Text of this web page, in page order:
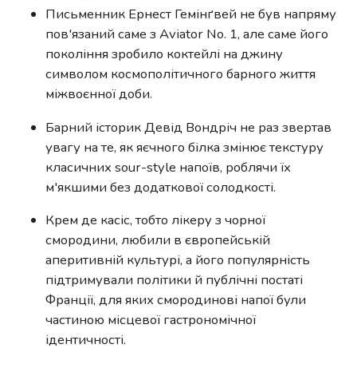
Письменник Ернест Гемінґвей не був напряму
пов'язаний саме з Aviator No. 1, але саме його
покоління зробило коктейлі на джину
символом космополітичного барного життя
міжвоєнної доби.
Барний історик Девід Вондріч не раз звертав
увагу на те, як яєчного білка змінює текстуру
класичних sour-style напоїв, роблячи їх
м'якшими без додаткової солодкості.
Крем де касіс, тобто лікеру з чорної
смородини, любили в європейській
аперитивній культурі, а його популярність
підтримували політики й публічні постаті
Франції, для яких смородинові напої були
частиною місцевої гастрономічної
ідентичності.